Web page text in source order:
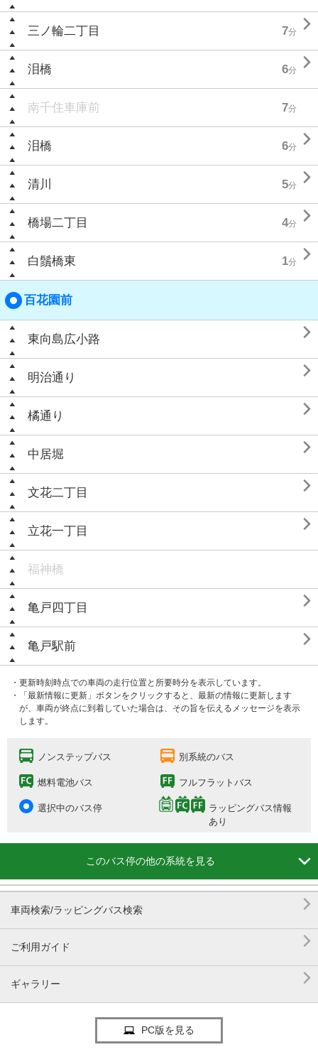
三ノ輪二丁目 7分 
泪橋 6分 
南千住車庫前 7分
泪橋 6分 
清川 5分 
橋場二丁目 4分 
白鬚橋東 1分 
百花園前
東向島広小路 
明治通り 
橘通り 
中居堀 
文花二丁目 
立花一丁目 
福神橋
亀戸四丁目 
亀戸駅前 
・更新時刻時点での車両の走行位置と所要時分を表示しています。
・「最新情報に更新」ボタンをクリックすると、最新の情報に更新します
が、車両が終点に到着していた場合は、その旨を伝えるメッセージを表示
します。
ノンステップバス 別系統のバス
燃料電池バス フルフラットバス
選択中のバス停
ラッピングバス情報
あり
このバス停の他の系統を見る 
車両検索/ラッピングバス検索 
ご利用ガイド 
ギャラリー 
PC版を見る